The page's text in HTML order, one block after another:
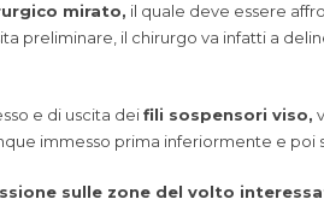
mirato, il quale deve essere
preliminare, il chirurgo va infatti a
e di uscita deifili sospensori viso,
immesso prima inferiormente e poi
sulle zone del volto